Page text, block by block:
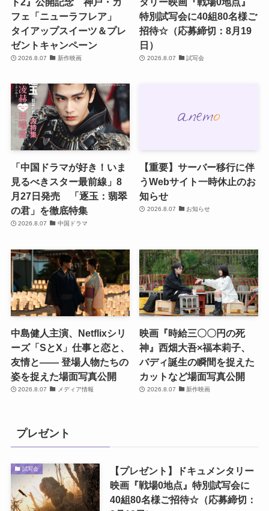
フェ「ニューラフレア」
タイアップスイーツ＆プレ
ゼントキャンペーン
2026.8.07 新作映画
特別試写会に40組80名様ご
招待☆（応募締切：8月19
日）
2026.8.07 試写会
「中国ドラマが好き！いま
見るべきスター最前線」8
月27日発売 「逐玉：翡翠
の君」を徹底特集
2026.8.07 中国ドラマ
【重要】サーバー移行に伴
うWebサイト一時休止のお
知らせ
2026.8.07 お知らせ
中島健人主演、Netflixシリ
ーズ「SとX」仕事と恋と、
友情と―― 登場人物たちの
姿を捉えた場面写真公開
2026.8.07 メディア情報
映画『時給三〇〇円の死
神』西畑大吾×福本莉子、
バディ誕生の瞬間を捉えた
カットなど場面写真公開
2026.8.07 新作映画
プレゼント
試写会
【プレゼント】ドキュメンタリー
映画『戦場0地点』特別試写会に
40組80名様ご招待☆（応募締切：